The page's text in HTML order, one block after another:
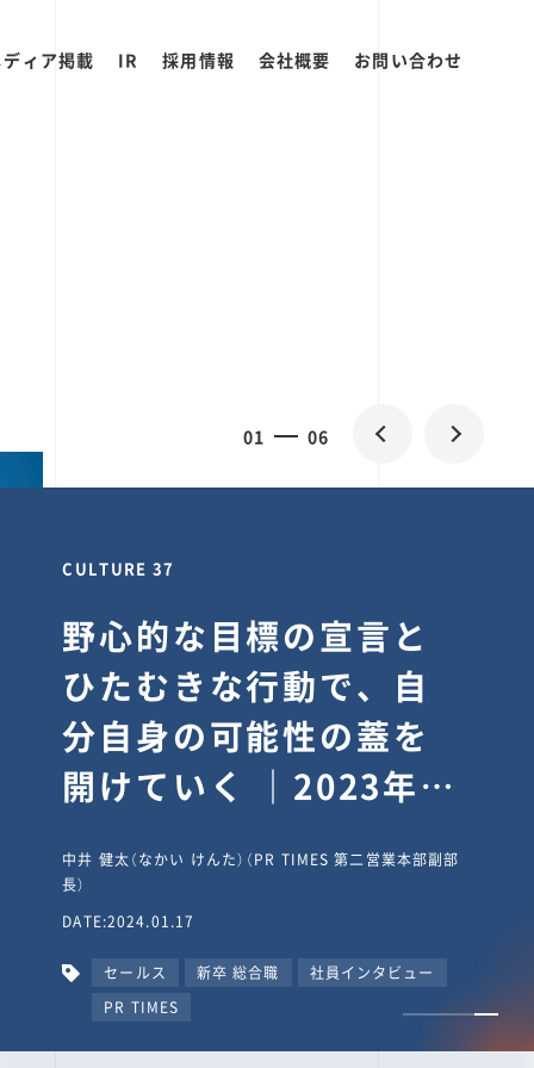
ィア掲載 IR 採用情報 会社概要 お問い合わせ
01 06
CULTURE 37
野心的な目標の宣言と
ひたむきな行動で、自
分自身の可能性の蓋を
開けていく ｜2023年度
タビュー #PR
TIMESな人たち
中井 健太（なかい けんた）（PR TIMES 第二営業本部副部
長）
DATE:2024.01.17
セールス 新卒 総合職
社員インタビュー
PR TIMES